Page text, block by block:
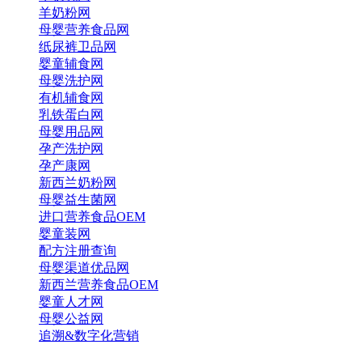
羊奶粉网
母婴营养食品网
纸尿裤卫品网
婴童辅食网
母婴洗护网
有机辅食网
乳铁蛋白网
母婴用品网
孕产洗护网
孕产康网
新西兰奶粉网
母婴益生菌网
进口营养食品OEM
婴童装网
配方注册查询
母婴渠道优品网
新西兰营养食品OEM
婴童人才网
母婴公益网
追溯&数字化营销